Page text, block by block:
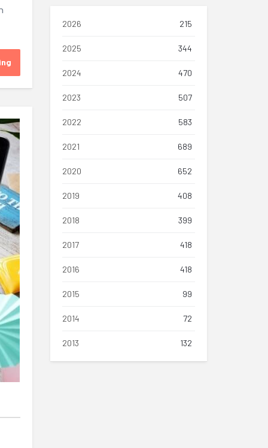
2026 215
2025 344
2024 470
2023 507
2022 583
2021 689
2020 652
2019 408
2018 399
2017 418
2016 418
2015 99
2014 72
2013 132